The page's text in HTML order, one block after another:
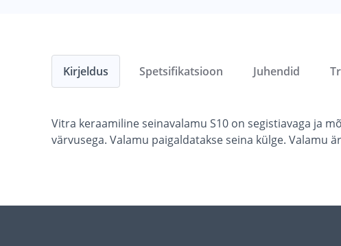
Kirjeldus
Vitra keraamiline seinavalamu S10 on segistiavaga ja
värvusega. Valamu paigaldatakse seina külge.
Spetsifikatsioon Juhendid